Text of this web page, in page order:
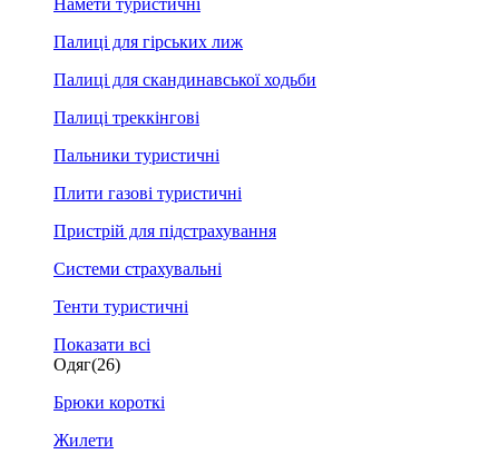
Намети туристичні
Палиці для гірських лиж
Палиці для скандинавської ходьби
Палиці треккінгові
Пальники туристичні
Плити газові туристичні
Пристрій для підстрахування
Системи страхувальні
Тенти туристичні
Показати всі
Одяг(26)
Брюки короткі
Жилети